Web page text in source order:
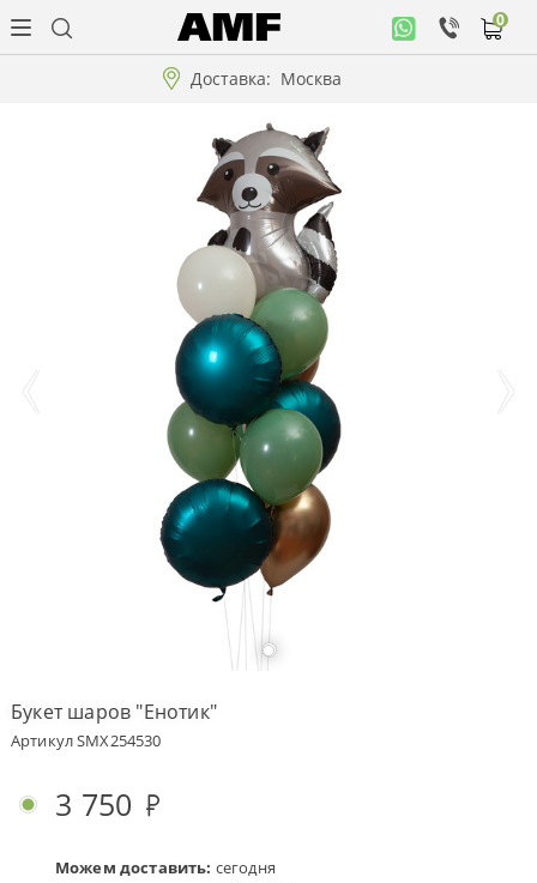
Доставка: Москва
0
кабинет
Бонусная
программа
Корпоративным
клиентам
связь
Букет шаров "Енотик"
Артикул SMX254530
3 750
Можем доставить: сегодня